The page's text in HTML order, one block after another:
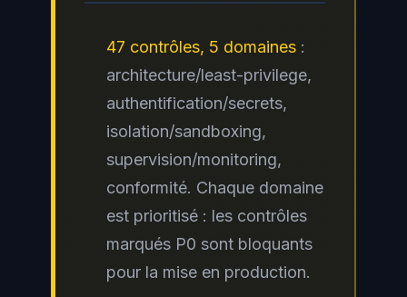
47 contrôles, 5 domaines :
architecture/least-privilege,
authentification/secrets,
isolation/sandboxing,
supervision/monitoring,
conformité. Chaque domaine
est prioritisé : les contrôles
marqués P0 sont bloquants
pour la mise en production.